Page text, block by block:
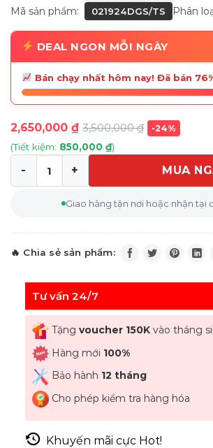
Mã sản phẩm: 021924DGS/TS Phân
DEAL NGON MỖI NGÀY
Bán chạy nhất hôm nay! Đã bán
2,650,000 ₫ 3,500,000₫ -24%
(Tiết kiệm: 850,000 ₫)
Bộ trà sứ xương Imperial London
MUA
Giao hàng tận nơi hoặc nhận tại
Tư vấn 24/7
Tặng voucher 150Kvào tháng
Hàng mới 100%
Bảo hành 12 tháng
Cho phép kiểm tra hàng hóa
Khuyến mãi cực Hot!